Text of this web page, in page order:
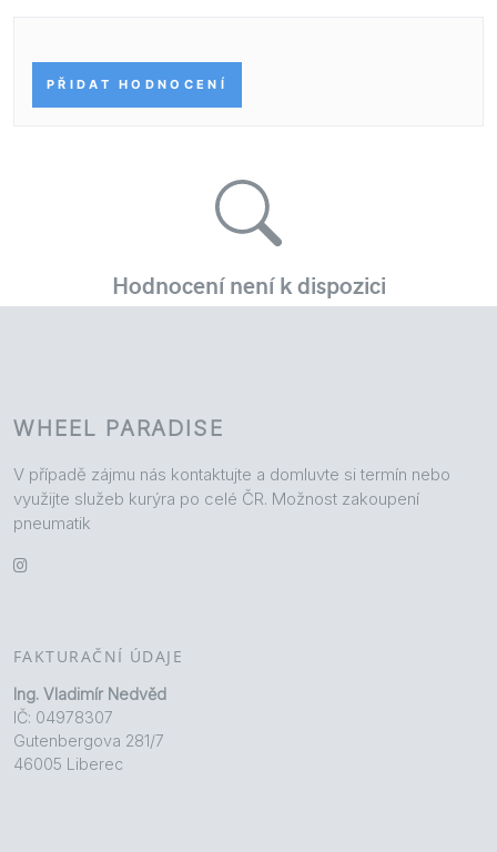
WHEEL PARADISE
V případě zájmu nás kontaktujte a domluvte si termín nebo
využijte služeb kurýra po celé ČR. Možnost zakoupení
pneumatik
FAKTURAČNÍ ÚDAJE
Ing. Vladimír Nedvěd
IČ: 04978307
Gutenbergova 281/7
46005 Liberec